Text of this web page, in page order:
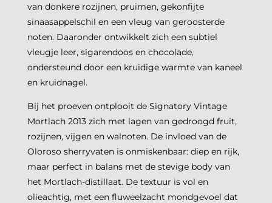
van donkere rozijnen, pruimen, gekonfijte
sinaasappelschil en een vleug van geroosterde
noten. Daaronder ontwikkelt zich een subtiel
vleugje leer, sigarendoos en chocolade,
ondersteund door een kruidige warmte van kaneel
en kruidnagel.
Bij het proeven ontplooit de Signatory Vintage
Mortlach 2013 zich met lagen van gedroogd fruit,
rozijnen, vijgen en walnoten. De invloed van de
Oloroso sherryvaten is onmiskenbaar: diep en rijk,
maar perfect in balans met de stevige body van
het Mortlach-distillaat. De textuur is vol en
olieachtig, met een fluweelzacht mondgevoel dat